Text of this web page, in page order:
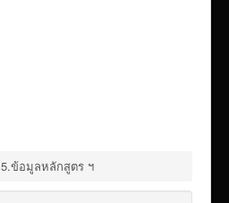
5.ข้อมูลหลักสูตร ฯ